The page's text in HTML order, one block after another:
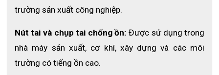
Xem thêm:
Bảo vệ hô hấp tại ECO3D
Phin lọc hơi hữu cơ và khí axit HUGUARD 8003
Phin lọc đa khí HUGUARD 8006
Kết Luận
trường sản xuất công nghiệp.
Nút tai và chụp tai chống ồn: Được sử dụng trong
nhà máy sản xuất, cơ khí, xây dựng và các môi
trường có tiếng ồn cao.